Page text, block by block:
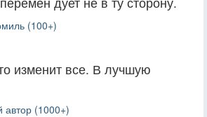
(100+)
изменит все. В лучшую
автор (1000+)